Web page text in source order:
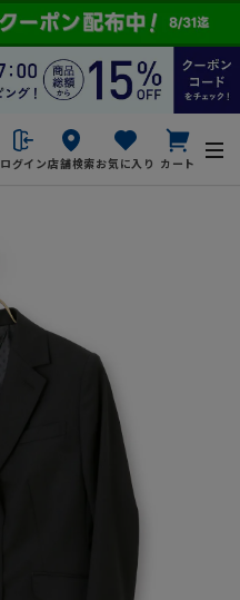
ログイン店舗検索お気に入り カート